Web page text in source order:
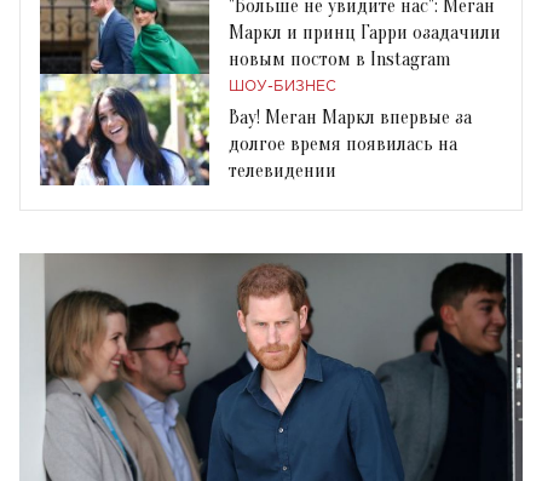
"Больше не увидите нас": Меган
Маркл и принц Гарри озадачили
новым постом в Instagram
ШОУ-БИЗНЕС
Вау! Меган Маркл впервые за
долгое время появилась на
телевидении